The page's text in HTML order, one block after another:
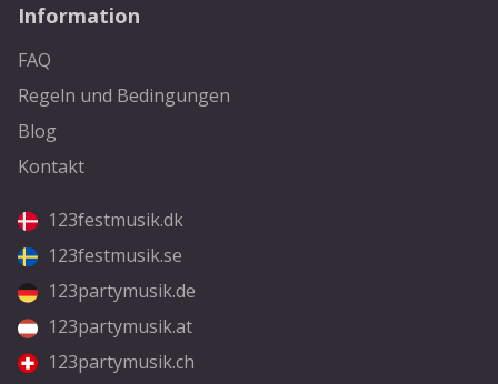
Information
FAQ
Regeln und Bedingungen
Blog
Kontakt
123festmusik.dk
123festmusik.se
123partymusik.de
123partymusik.at
123partymusik.ch